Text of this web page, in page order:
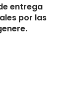
entrega
por las